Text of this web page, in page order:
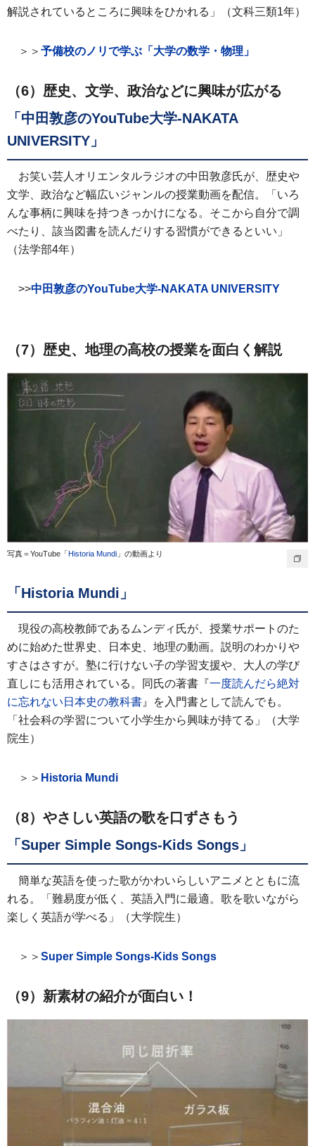
解説されているところに興味をひかれる」（文科三類1年）
＞＞ 予備校のノリで学ぶ「大学の数学・物理」
（6）歴史、文学、政治などに興味が広がる
「中田敦彦のYouTube大学-NAKATA
UNIVERSITY」
お笑い芸人オリエンタルラジオの中田敦彦氏が、歴史や
文学、政治など幅広いジャンルの授業動画を配信。「いろ
んな事柄に興味を持つきっかけになる。そこから自分で調
べたり、該当図書を読んだりする習慣ができるといい」
（法学部4年）
>>中田敦彦のYouTube大学-NAKATA UNIVERSITY
（7）歴史、地理の高校の授業を面白く解説
写真＝YouTube「Historia Mundi 」の動画より
「Historia Mundi」
現役の高校教師であるムンディ氏が、授業サポートのた
めに始めた世界史、日本史、地理の動画。説明のわかりや
すさはさすが。塾に行けない子の学習支援や、大人の学び
直しにも活用されている。同氏の著書『一度読んだら絶対
に忘れない日本史の教科書 』を入門書として読んでも。
「社会科の学習について小学生から興味が持てる」（大学
院生）
＞＞ Historia Mundi
（8）やさしい英語の歌を口ずさもう
「Super Simple Songs-Kids Songs」
簡単な英語を使った歌がかわいらしいアニメとともに流
れる。「難易度が低く、英語入門に最適。歌を歌いながら
楽しく英語が学べる」（大学院生）
＞＞ Super Simple Songs-Kids Songs
（9）新素材の紹介が面白い！